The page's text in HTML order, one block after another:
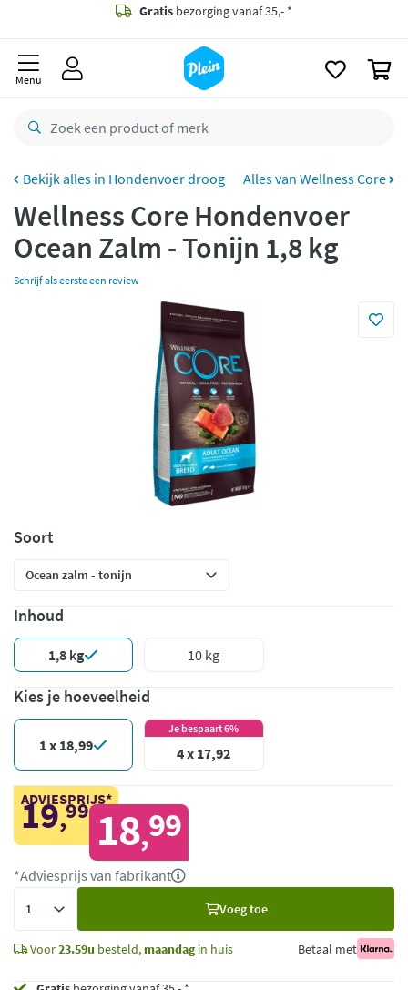
Gratis bezorging vanaf 35,- *
Bestelling uiterlijkmaandag
retourneren
CO2 neutraal bezorgd
Betaal met Klarna
Menu
Hondenvoer droog Alles van Wellness Core
Wellness Core Hondenvoer
Ocean Zalm - Tonijn 1,8 kg
Schrijf als eerste een review
Soort
Inhoud
1,8 kg 10 kg
Kies je hoeveelheid
1 x 18,99
Je bespaart 6%
4 x 17,92
ADVIESPRIJS*
19,99 18,99
*Adviesprijs van fabrikant
Voeg toe
Voor23.59u besteld, maandagin huis Betaal met